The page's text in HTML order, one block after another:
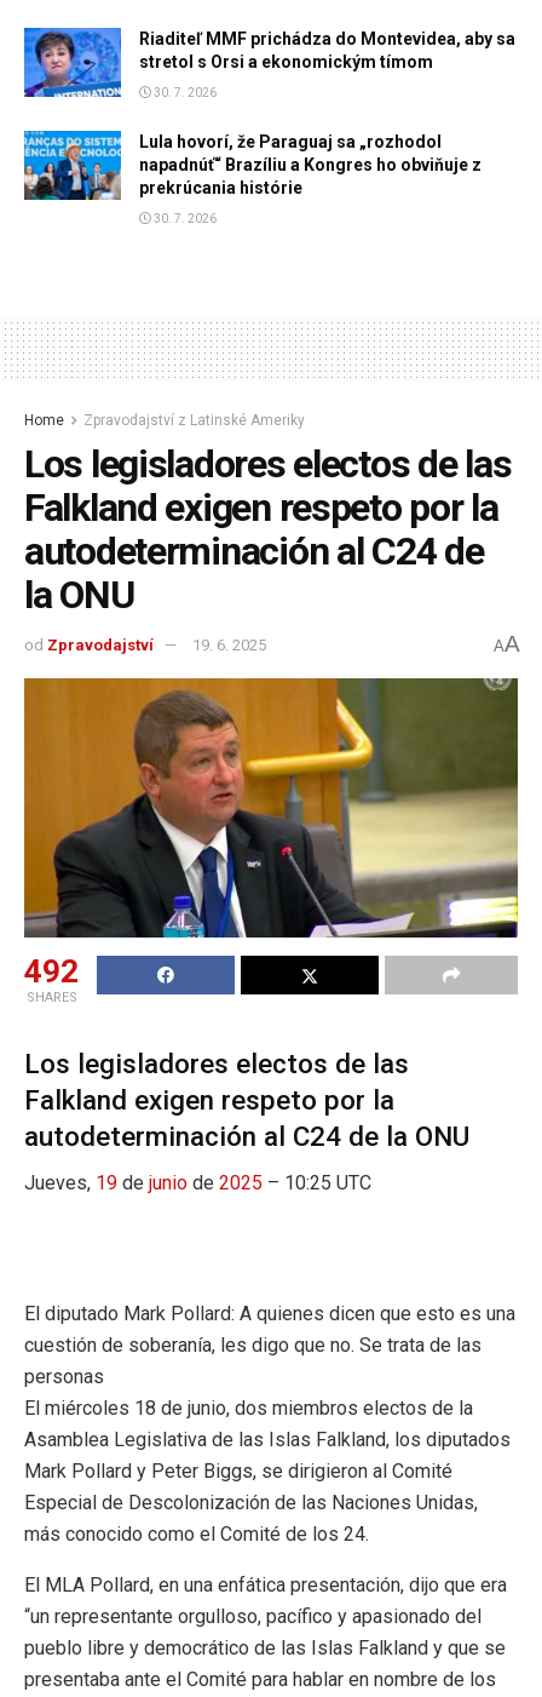
Riaditeľ MMF prichádza do Montevidea, aby sa
stretol s Orsi a ekonomickým tímom
30. 7. 2026
Lula hovorí, že Paraguaj sa „rozhodol
napadnúť“ Brazíliu a Kongres ho obviňuje z
prekrúcania histórie
30. 7. 2026
Home Zpravodajství z Latinské Ameriky
Los legisladores electos de las
Falkland exigen respeto por la
autodeterminación al C24 de
la ONU
od Zpravodajství 19. 6. 2025 AA
492
SHARES
Los legisladores electos de las
Falkland exigen respeto por la
autodeterminación al C24 de la ONU
Jueves, 19 de junio de 2025 – 10:25 UTC
El diputado Mark Pollard: A quienes dicen que esto es una
cuestión de soberanía, les digo que no. Se trata de las
personas
El miércoles 18 de junio, dos miembros electos de la
Asamblea Legislativa de las Islas Falkland, los diputados
Mark Pollard y Peter Biggs, se dirigieron al Comité
Especial de Descolonización de las Naciones Unidas,
más conocido como el Comité de los 24.
El MLA Pollard, en una enfática presentación, dijo que era
“un representante orgulloso, pacífico y apasionado del
pueblo libre y democrático de las Islas Falkland y que se
presentaba ante el Comité para hablar en nombre de los